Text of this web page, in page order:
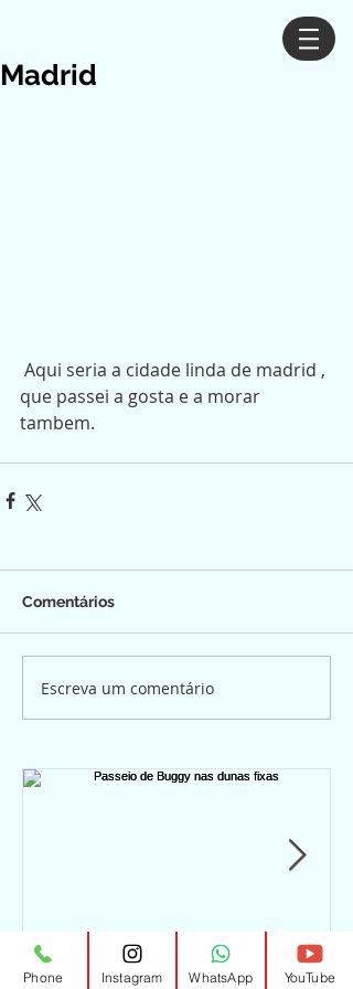
Madrid
que passei a gosta e a morar
tambem.
Comentários
Escreva um comentário
Passeio de Buggy nas
Phone Instagram WhatsApp YouTube